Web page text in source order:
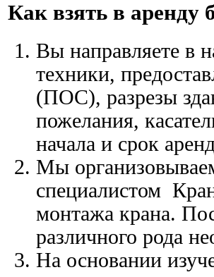
Как взять в
Вы направляете в
техники,
(ПОС), разрезы
пожелания,
начала и срок
Мы
специалистом
монтажа крана.
различного рода
На основании